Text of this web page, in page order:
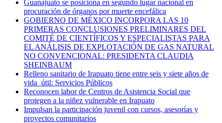
Guanajuato se posiciona en segundo lugar nacional en
procuración de órganos por muerte encefálica
GOBIERNO DE MÉXICO INCORPORA LAS 10
PRIMERAS CONCLUSIONES PRELIMINARES DEL
COMITÉ DE CIENTÍFICOS Y ESPECIALISTAS PARA
EL ANÁLISIS DE EXPLOTACIÓN DE GAS NATURAL
NO CONVENCIONAL: PRESIDENTA CLAUDIA
SHEINBAUM
Relleno sanitario de Irapuato tiene entre seis y siete años de
vida útil: Servicios Públicos
Reconocen labor de Centros de Asistencia Social que
protegen a la niñez vulnerable en Irapuato
Impulsan la participación juvenil con cursos, asesorías y
proyectos comunitarios